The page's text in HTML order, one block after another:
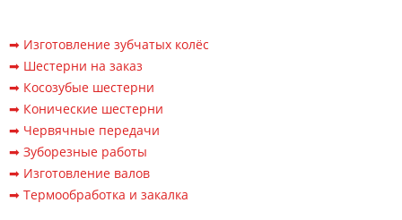
➡ Изготовление зубчатых колёс
➡ Шестерни на заказ
➡ Косозубые шестерни
➡ Конические шестерни
➡ Червячные передачи
➡ Зуборезные работы
➡ Изготовление валов
➡ Термообработка и закалка